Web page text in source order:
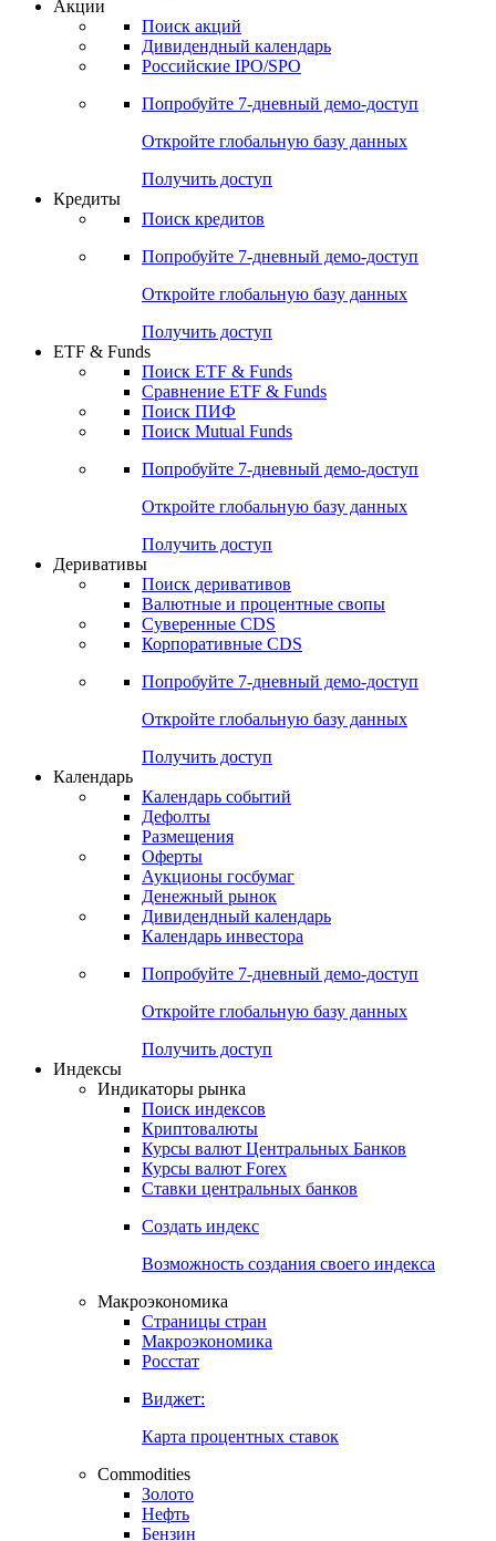
Откройте глобальную базу данных
Получить доступ
Поиск акций
Российские IPO/SPO
Попробуйте7-дневный
Откройте глобальную базу данных
Получить доступ
Поиск кредитов
Попробуйте7-дневный
Откройте глобальную базу данных
Получить доступ
ETF & Funds
Сравнение ETF & Funds
Поиск Mutual Funds
Попробуйте7-дневный
Откройте глобальную базу данных
Получить доступ
Деривативы
Валютные и процентные свопы
Корпоративные CDS
Попробуйте7-дневный
Откройте глобальную базу данных
Получить доступ
Календарь
Календарь событий
Дефолты
Размещения
Оферты
Денежный рынок
Календарь инвестора
Попробуйте7-дневный
Откройте глобальную базу данных
Получить доступ
Индикаторы рынка
Поиск индексов
Курсы валют Центральных Банков
Ставки центральных банков
Создать индекс
Возможность создания своего индекса
Страницы стран
Росстат
Виджет:
Карта процентных ставок